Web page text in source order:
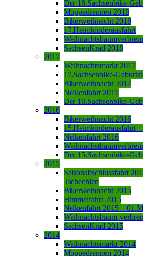
Der 18.Sachsenbike-
Moppedrennen 2018
Bikerweihnacht 2018
17.Heimkinderausfahrt
SachsenKrad 2018
2017
Weihnachtsmarkt 2017
17.Sachsenbike-
Bikerweihnacht 2017
Nelkenfahrt 2017
Der 16.Sachsenbike-
2016
Bikerweihnacht 2016
15.Heimkinderausfahrt
Nelkenfahrt 2016
Der 15.Sachsenbike-
2015
Saisonabschlussfahrt
Tschechien
Bikerweihnacht 2015
Himmelfahrt 2015
Nelkenfahrt 2015 –
Weihnachtsbaum-
SachsenKrad 2015
2014
Weihnachtsmarkt 2014
Moppedrennen 2014